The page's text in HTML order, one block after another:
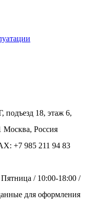
подъезд 18, этаж 6,
Москва, Россия
+7 985 211 94 83
/ 10:00-18:00 /
для оформления